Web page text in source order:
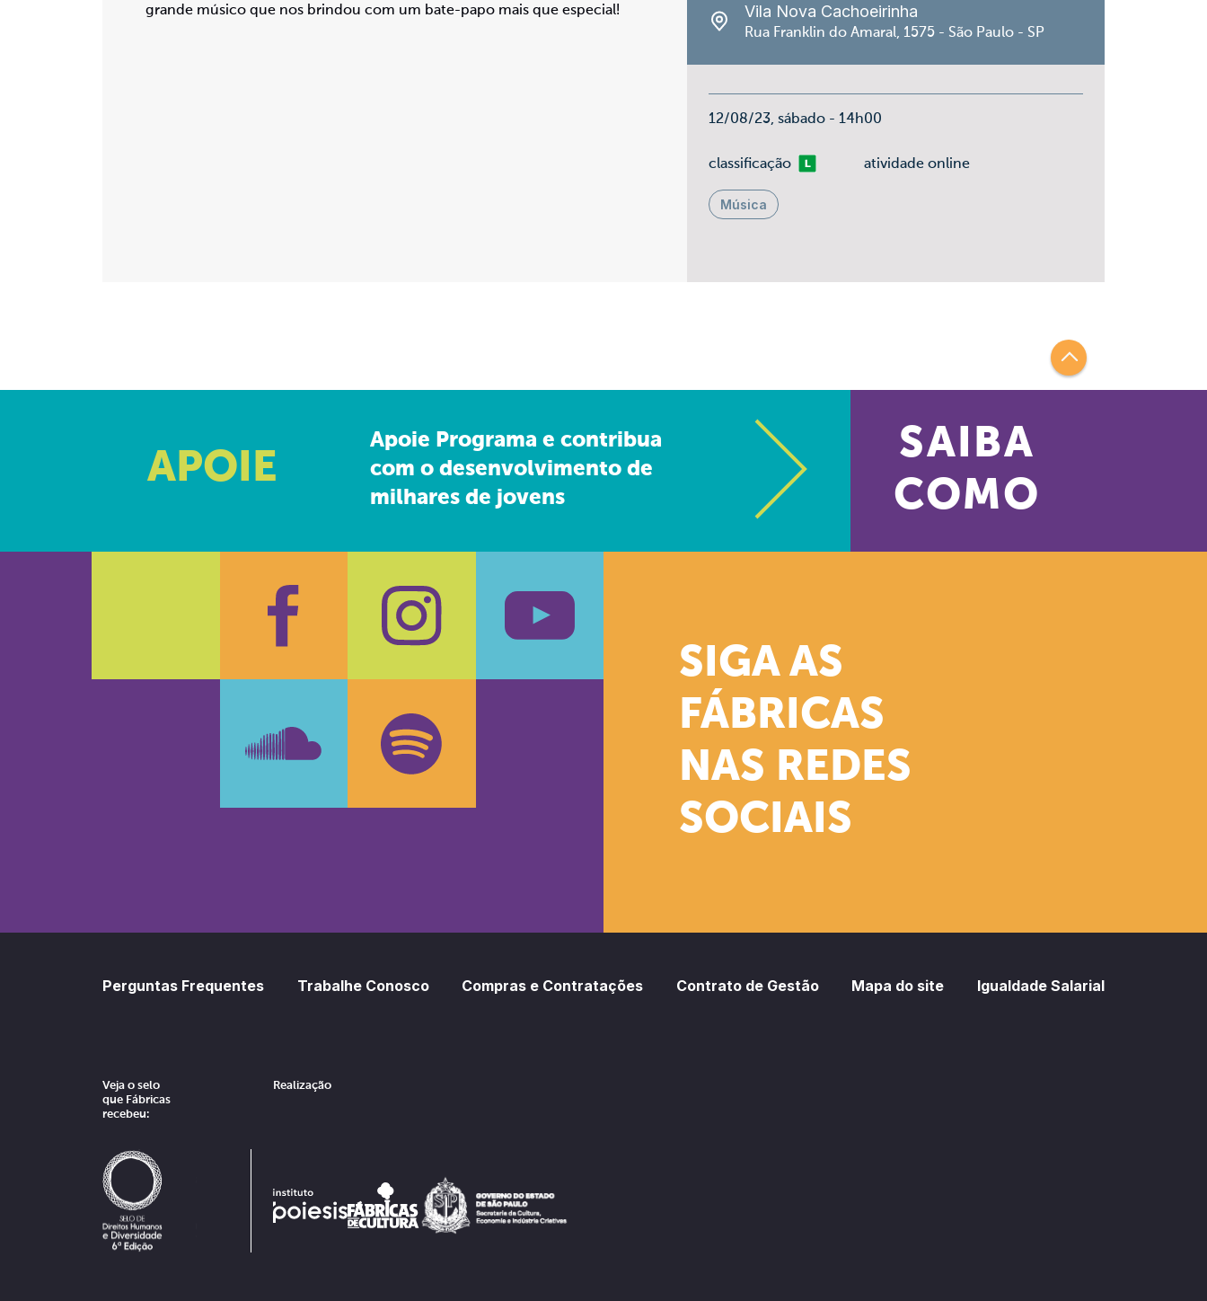
grande músico que nos brindou com um bate-papo mais que especial!
Vila Nova Cachoeirinha
Rua Franklin do Amaral, 1575 - São Paulo - SP
12/08/23, sábado - 14h00
classificaçãoLivre atividade online
Música
APOIE
Apoie Programa e contribua
com o desenvolvimento de
milhares de jovens
SAIBA
COMO
SIGA AS
FÁBRICAS
NAS REDES
SOCIAIS
FacebookInstagram
Perguntas Frequentes Trabalhe Conosco Compras e Contratações Contrato de Gestão Mapa do site Igualdade Salarial
Veja o selo
que Fábricas
recebeu:
Realização